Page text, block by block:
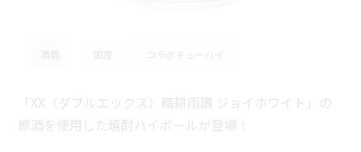
酒類 国産 コラボチューハイ
「XX（ダブルエックス）晴耕雨讀 ジョイホワイト」の
原酒を使用した焼酎ハイボールが登場！